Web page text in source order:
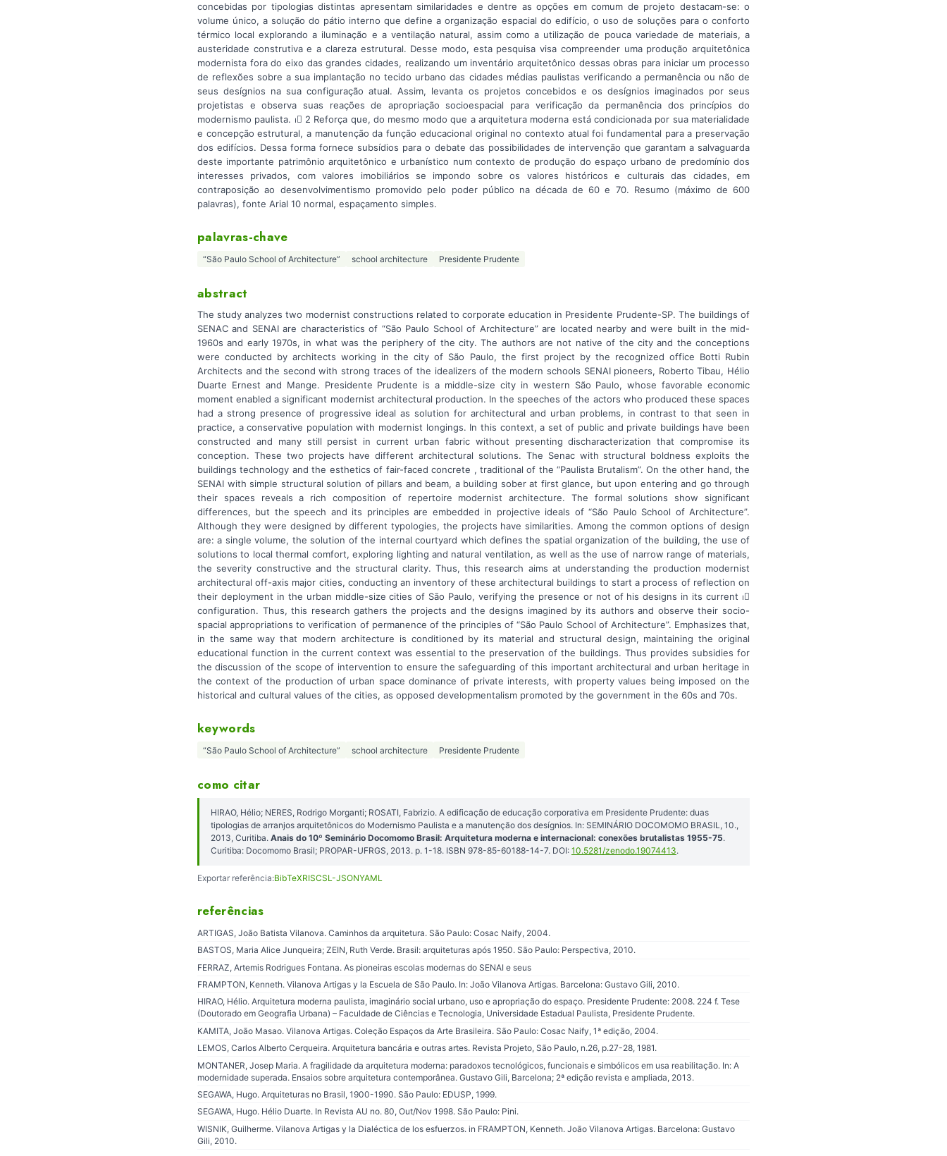
concebidas por tipologias distintas apresentam similaridades e dentre as opções em comum de projeto destacam-se: o
volume único, a solução do pátio interno que define a organização espacial do edifício, o uso de soluções para o conforto
térmico local explorando a iluminação e a ventilação natural, assim como a utilização de pouca variedade de materiais, a
austeridade construtiva e a clareza estrutural. Desse modo, esta pesquisa visa compreender uma produção arquitetônica
modernista fora do eixo das grandes cidades, realizando um inventário arquitetônico dessas obras para iniciar um processo
de reflexões sobre a sua implantação no tecido urbano das cidades médias paulistas verificando a permanência ou não de
seus desígnios na sua configuração atual. Assim, levanta os projetos concebidos e os desígnios imaginados por seus
projetistas e observa suas reações de apropriação socioespacial para verificação da permanência dos princípios do
modernismo paulista. ⏐ 2 Reforça que, do mesmo modo que a arquitetura moderna está condicionada por sua materialidade
e concepção estrutural, a manutenção da função educacional original no contexto atual foi fundamental para a preservação
dos edifícios. Dessa forma fornece subsídios para o debate das possibilidades de intervenção que garantam a salvaguarda
deste importante patrimônio arquitetônico e urbanístico num contexto de produção do espaço urbano de predomínio dos
interesses privados, com valores imobiliários se impondo sobre os valores históricos e culturais das cidades, em
contraposição ao desenvolvimentismo promovido pelo poder público na década de 60 e 70. Resumo (máximo de 600
palavras), fonte Arial 10 normal, espaçamento simples.
palavras-chave
“São Paulo School of Architecture” school architecture Presidente Prudente
abstract
The study analyzes two modernist constructions related to corporate education in Presidente Prudente-SP. The buildings of
SENAC and SENAI are characteristics of “São Paulo School of Architecture” are located nearby and were built in the mid-
1960s and early 1970s, in what was the periphery of the city. The authors are not native of the city and the conceptions
were conducted by architects working in the city of São Paulo, the first project by the recognized office Botti Rubin
Architects and the second with strong traces of the idealizers of the modern schools SENAI pioneers, Roberto Tibau, Hélio
Duarte Ernest and Mange. Presidente Prudente is a middle-size city in western São Paulo, whose favorable economic
moment enabled a significant modernist architectural production. In the speeches of the actors who produced these spaces
had a strong presence of progressive ideal as solution for architectural and urban problems, in contrast to that seen in
practice, a conservative population with modernist longings. In this context, a set of public and private buildings have been
constructed and many still persist in current urban fabric without presenting discharacterization that compromise its
conception. These two projects have different architectural solutions. The Senac with structural boldness exploits the
buildings technology and the esthetics of fair-faced concrete , traditional of the “Paulista Brutalism”. On the other hand, the
SENAI with simple structural solution of pillars and beam, a building sober at first glance, but upon entering and go through
their spaces reveals a rich composition of repertoire modernist architecture. The formal solutions show significant
differences, but the speech and its principles are embedded in projective ideals of “São Paulo School of Architecture”.
Although they were designed by different typologies, the projects have similarities. Among the common options of design
are: a single volume, the solution of the internal courtyard which defines the spatial organization of the building, the use of
solutions to local thermal comfort, exploring lighting and natural ventilation, as well as the use of narrow range of materials,
the severity constructive and the structural clarity. Thus, this research aims at understanding the production modernist
architectural off-axis major cities, conducting an inventory of these architectural buildings to start a process of reflection on
their deployment in the urban middle-size cities of São Paulo, verifying the presence or not of his designs in its current ⏐
configuration. Thus, this research gathers the projects and the designs imagined by its authors and observe their socio-
spacial appropriations to verification of permanence of the principles of “São Paulo School of Architecture”. Emphasizes that,
in the same way that modern architecture is conditioned by its material and structural design, maintaining the original
educational function in the current context was essential to the preservation of the buildings. Thus provides subsidies for
the discussion of the scope of intervention to ensure the safeguarding of this important architectural and urban heritage in
the context of the production of urban space dominance of private interests, with property values being imposed on the
historical and cultural values of the cities, as opposed developmentalism promoted by the government in the 60s and 70s.
keywords
“São Paulo School of Architecture” school architecture Presidente Prudente
como citar
HIRAO, Hélio; NERES, Rodrigo Morganti; ROSATI, Fabrizio. A edificação de educação corporativa em Presidente Prudente: duas
tipologias de arranjos arquitetônicos do Modernismo Paulista e a manutenção dos desígnios. In: SEMINÁRIO DOCOMOMO BRASIL, 10.,
2013, Curitiba. Anais do 10º Seminário Docomomo Brasil: Arquitetura moderna e internacional: conexões brutalistas 1955-75.
Curitiba: Docomomo Brasil; PROPAR-UFRGS, 2013. p. 1-18. ISBN 978-85-60188-14-7. DOI: 10.5281/zenodo.19074413.
Exportar referência:BibTeXRISCSL-JSONYAML
referências
ARTIGAS, João Batista Vilanova. Caminhos da arquitetura. São Paulo: Cosac Naify, 2004.
BASTOS, Maria Alice Junqueira; ZEIN, Ruth Verde. Brasil: arquiteturas após 1950. São Paulo: Perspectiva, 2010.
FERRAZ, Artemis Rodrigues Fontana. As pioneiras escolas modernas do SENAI e seus
FRAMPTON, Kenneth. Vilanova Artigas y la Escuela de São Paulo. In: João Vilanova Artigas. Barcelona: Gustavo Gili, 2010.
HIRAO, Hélio. Arquitetura moderna paulista, imaginário social urbano, uso e apropriação do espaço. Presidente Prudente: 2008. 224 f. Tese
(Doutorado em Geografia Urbana) – Faculdade de Ciências e Tecnologia, Universidade Estadual Paulista, Presidente Prudente.
KAMITA, João Masao. Vilanova Artigas. Coleção Espaços da Arte Brasileira. São Paulo: Cosac Naify, 1ª edição, 2004.
LEMOS, Carlos Alberto Cerqueira. Arquitetura bancária e outras artes. Revista Projeto, São Paulo, n.26, p.27-28, 1981.
MONTANER, Josep Maria. A fragilidade da arquitetura moderna: paradoxos tecnológicos, funcionais e simbólicos em usa reabilitação. In: A
modernidade superada. Ensaios sobre arquitetura contemporânea. Gustavo Gili, Barcelona; 2ª edição revista e ampliada, 2013.
SEGAWA, Hugo. Arquiteturas no Brasil, 1900-1990. São Paulo: EDUSP, 1999.
SEGAWA, Hugo. Hélio Duarte. In Revista AU no. 80, Out/Nov 1998. São Paulo: Pini.
WISNIK, Guilherme. Vilanova Artigas y la Dialéctica de los esfuerzos. in FRAMPTON, Kenneth. João Vilanova Artigas. Barcelona: Gustavo
Gili, 2010.